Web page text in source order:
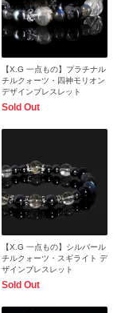
【X.G 一点もの】プラチナル
チルクォーツ・四神モリオン
デザインブレスレット
Sold Out
【X.G 一点もの】シルバール
チルクォーツ・スギライト デ
ザインブレスレット
Sold Out